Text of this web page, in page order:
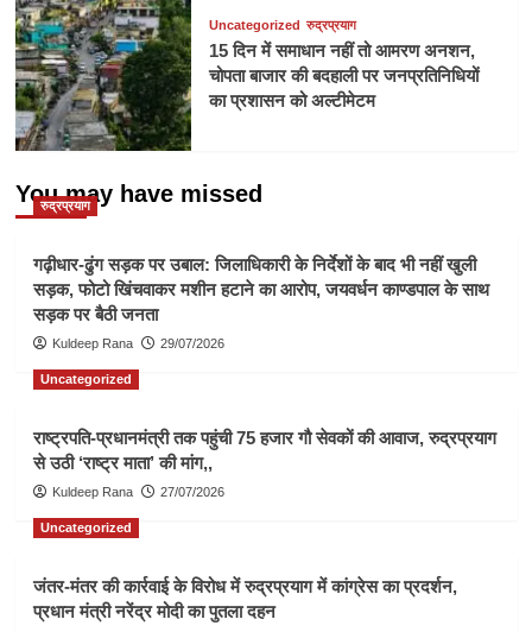
Uncategorized रुद्रप्रयाग
15 दिन में समाधान नहीं तो आमरण अनशन,
चोपता बाजार की बदहाली पर जनप्रतिनिधियों
का प्रशासन को अल्टीमेटम
You may have missed
रुद्रप्रयाग
गढ़ीधार-ढुंग सड़क पर उबाल: जिलाधिकारी के निर्देशों के बाद भी नहीं खुली
सड़क, फोटो खिंचवाकर मशीन हटाने का आरोप, जयवर्धन काण्डपाल के साथ
सड़क पर बैठी जनता
Kuldeep Rana 29/07/2026
Uncategorized
राष्ट्रपति-प्रधानमंत्री तक पहुंची 75 हजार गौ सेवकों की आवाज, रुद्रप्रयाग
से उठी ‘राष्ट्र माता’ की मांग,,
Kuldeep Rana 27/07/2026
Uncategorized
जंतर-मंतर की कार्रवाई के विरोध में रुद्रप्रयाग में कांग्रेस का प्रदर्शन,
प्रधान मंत्री नरेंद्र मोदी का पुतला दहन